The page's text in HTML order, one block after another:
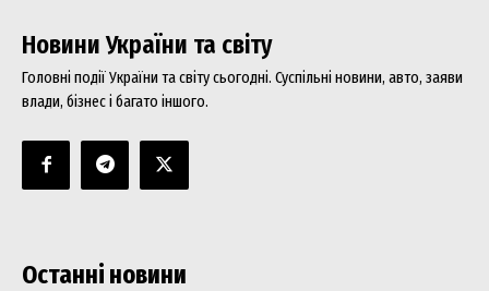
Новини України та світу
Головні події України та світу сьогодні. Суспільні новини, авто, заяви
влади, бізнес і багато іншого.
Останні новини